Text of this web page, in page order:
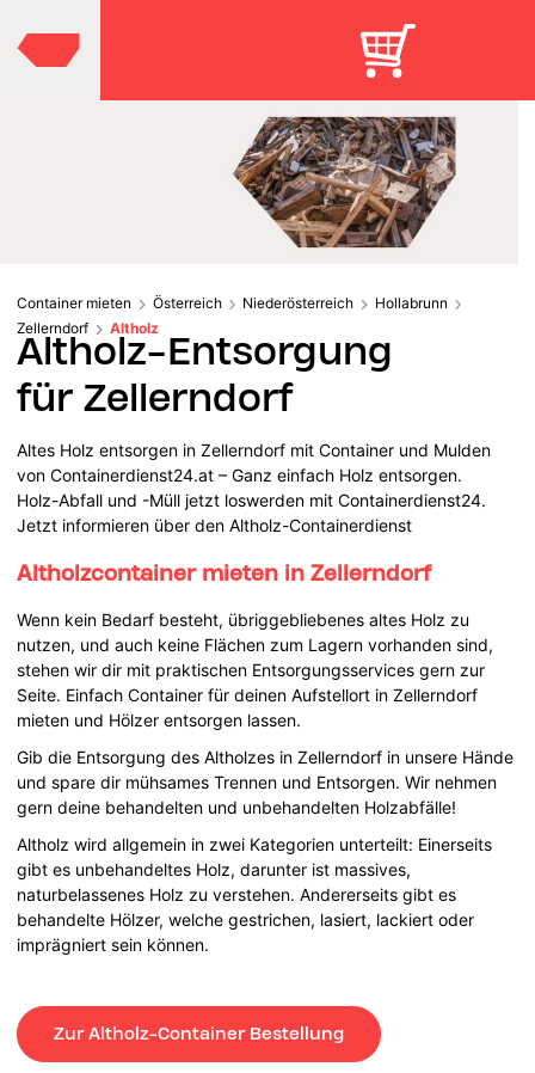
Container mieten Österreich Niederösterreich
Hollabrunn
Zellerndorf
Altholz
Altholz-Entsorgung
für Zellerndorf
Altes Holz entsorgen in Zellerndorf mit Container und Mulden
von Containerdienst24.at – Ganz einfach Holz entsorgen.
Holz-Abfall und -Müll jetzt loswerden mit Containerdienst24.
Jetzt informieren über den Altholz-Containerdienst
Altholzcontainer mieten in Zellerndorf
Wenn kein Bedarf besteht, übriggebliebenes altes Holz zu
nutzen, und auch keine Flächen zum Lagern vorhanden sind,
stehen wir dir mit praktischen Entsorgungsservices gern zur
Seite. Einfach Container für deinen Aufstellort in Zellerndorf
mieten und Hölzer entsorgen lassen.
Gib die Entsorgung des Altholzes in Zellerndorf in unsere Hände
und spare dir mühsames Trennen und Entsorgen. Wir nehmen
gern deine behandelten und unbehandelten Holzabfälle!
Altholz wird allgemein in zwei Kategorien unterteilt: Einerseits
gibt es unbehandeltes Holz, darunter ist massives,
naturbelassenes Holz zu verstehen. Andererseits gibt es
behandelte Hölzer, welche gestrichen, lasiert, lackiert oder
imprägniert sein können.
Zur Altholz-Container Bestellung